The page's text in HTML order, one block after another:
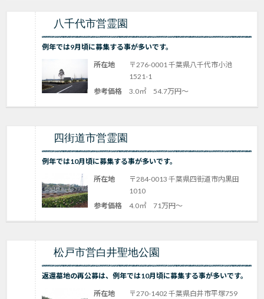
八千代市営霊園
例年では9月頃に募集する事が多いです。
所在地
〒276-0001 千葉県八千代市小池
1521-1
参考価格
3.0㎡ 54.7万円～
四街道市営霊園
例年では10月頃に募集する事が多いです。
所在地
〒284-0013 千葉県四街道市内黒田
1010
参考価格
4.0㎡ 71万円～
松戸市営白井聖地公園
返還墓地の再公募は、例年では10月頃に募集する事が多いです。
所在地
〒270-1402 千葉県白井市平塚759